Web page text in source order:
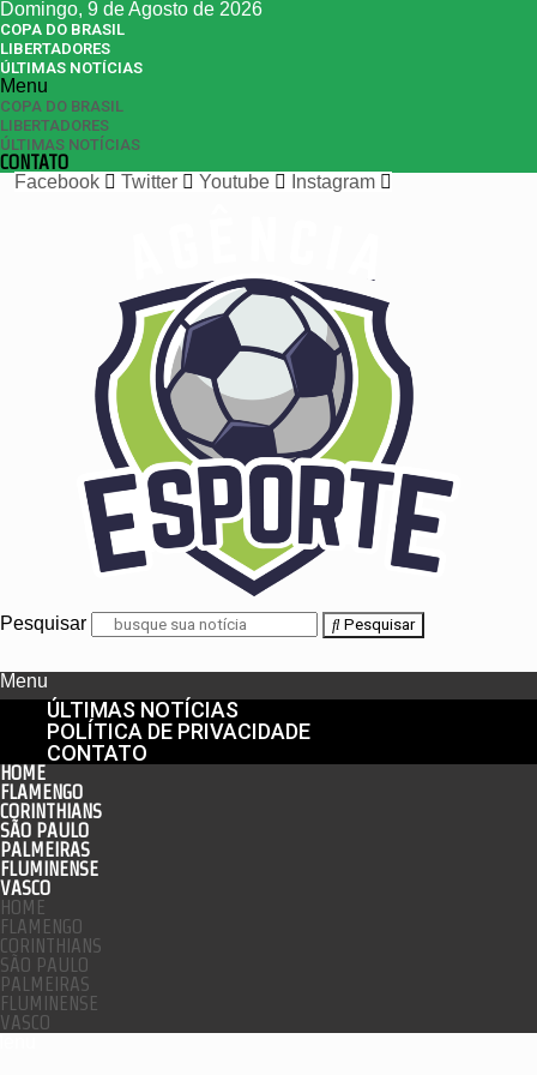
Domingo, 9 de Agosto de 2026
COPA DO BRASIL
LIBERTADORES
ÚLTIMAS NOTÍCIAS
Menu
COPA DO BRASIL
LIBERTADORES
ÚLTIMAS NOTÍCIAS
CONTATO
Facebook
Twitter Youtube Instagram
Pesquisar Pesquisar
Menu
ÚLTIMAS NOTÍCIAS
POLÍTICA DE PRIVACIDADE
CONTATO
HOME
FLAMENGO
CORINTHIANS
SÃO PAULO
PALMEIRAS
FLUMINENSE
VASCO
HOME
FLAMENGO
CORINTHIANS
SÃO PAULO
PALMEIRAS
FLUMINENSE
VASCO